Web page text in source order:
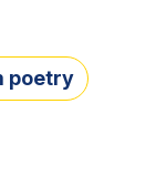
poetry